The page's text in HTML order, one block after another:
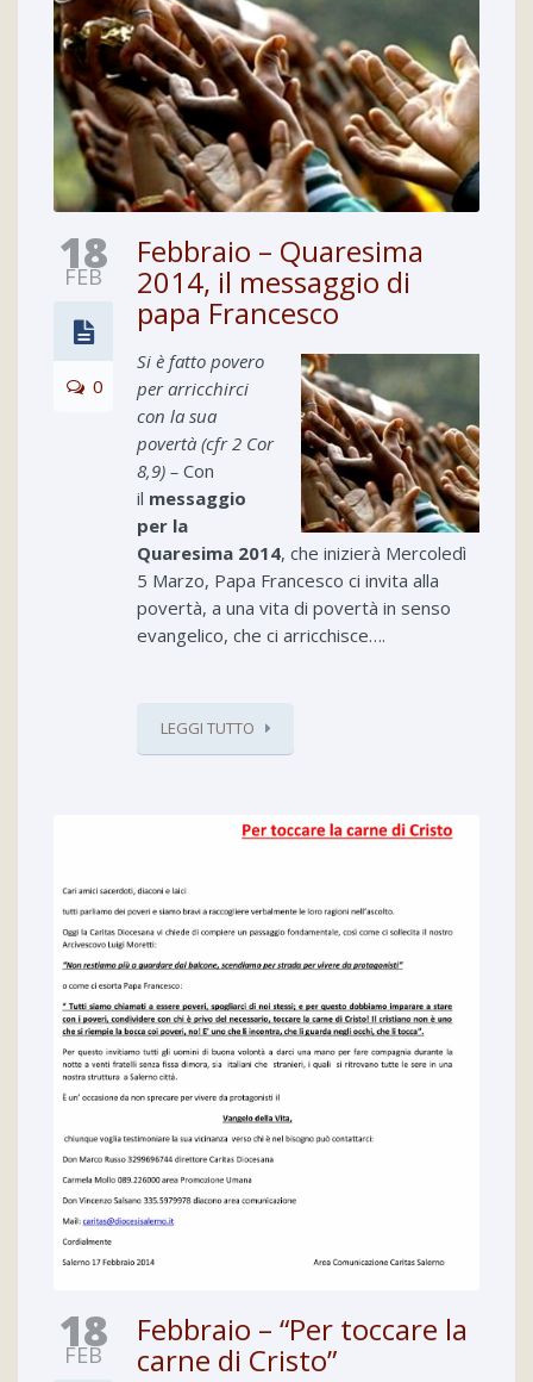
18
FEB
0
Febbraio – Quaresima
2014, il messaggio di
papa Francesco
Si è fatto povero
per arricchirci
con la sua
povertà (cfr 2 Cor
8,9) – Con
il messaggio
per la
Quaresima 2014, che inizierà Mercoledì
5 Marzo, Papa Francesco ci invita alla
povertà, a una vita di povertà in senso
evangelico, che ci arricchisce….
LEGGI TUTTO
18
FEB
Febbraio – “Per toccare la
carne di Cristo”